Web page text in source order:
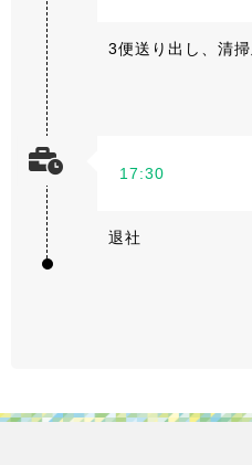
3便送り出し、清
17:30
退社